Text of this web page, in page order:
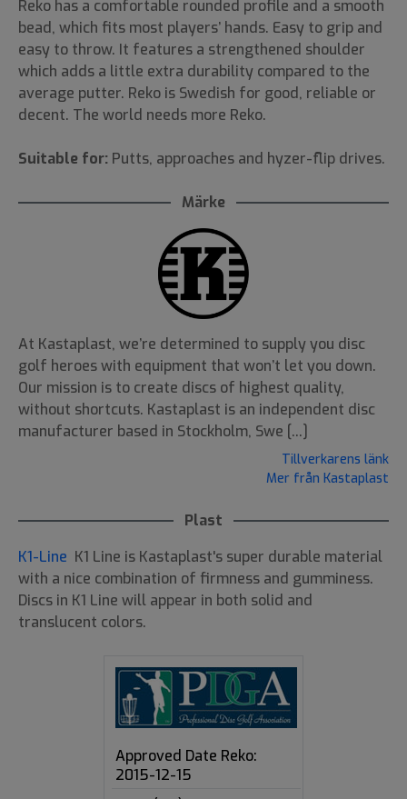
Reko has a comfortable rounded profile and a smooth
bead, which fits most players’ hands. Easy to grip and
easy to throw. It features a strengthened shoulder
which adds a little extra durability compared to the
average putter. Reko is Swedish for good, reliable or
decent. The world needs more Reko.
Suitable for: Putts, approaches and hyzer-flip drives.
Märke
At Kastaplast, we’re determined to supply you disc
golf heroes with equipment that won’t let you down.
Our mission is to create discs of highest quality,
without shortcuts. Kastaplast is an independent disc
manufacturer based in Stockholm, Swe [...]
Tillverkarens länk
Mer från Kastaplast
Plast
K1-Line K1 Line is Kastaplast's super durable material
with a nice combination of firmness and gumminess.
Discs in K1 Line will appear in both solid and
translucent colors.
Approved Date Reko:
2015-12-15